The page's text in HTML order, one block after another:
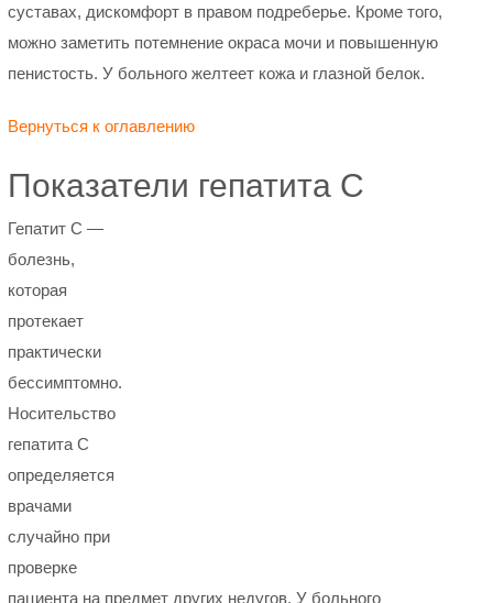
суставах, дискомфорт в правом подреберье. Кроме того,
можно заметить потемнение окраса мочи и повышенную
пенистость. У больного желтеет кожа и глазной белок.
Вернуться к оглавлению
Показатели гепатита С
Гепатит С —
болезнь,
которая
протекает
практически
бессимптомно.
Носительство
гепатита С
определяется
врачами
случайно при
проверке
пациента на предмет других недугов. У больного